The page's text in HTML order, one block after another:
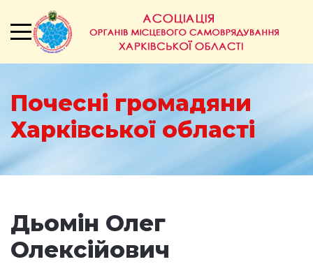
Почесні громадяни
Харківської області
Дьомін Олег
Олексійович